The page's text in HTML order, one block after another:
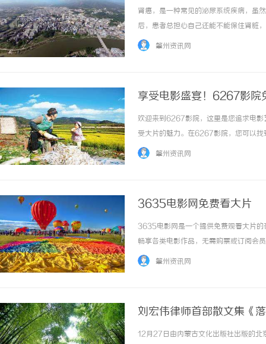
肾癌，是一种常见的泌尿系统疾病，虽
后，患者总担心自己还能不能保住肾脏
成功保住了肾脏。一次咨询便找到了希
肇州资讯网
享受电影盛宴！6267影院
欢迎来到6267影院，这里是您追求电影
受大片的魅力。在6267影院，您可以
还是温馨感人的爱情片，我们都有丰富
肇州资讯网
3635电影网免费看大片
3635电影网是一个提供免费观看大片
畅享各类电影作品，无需购票或订阅会
画质，让你更好地享受电影的精彩画面
肇州资讯网
刘宏伟律师首部散文集《
12月27日由内蒙古文化出版社出版的北